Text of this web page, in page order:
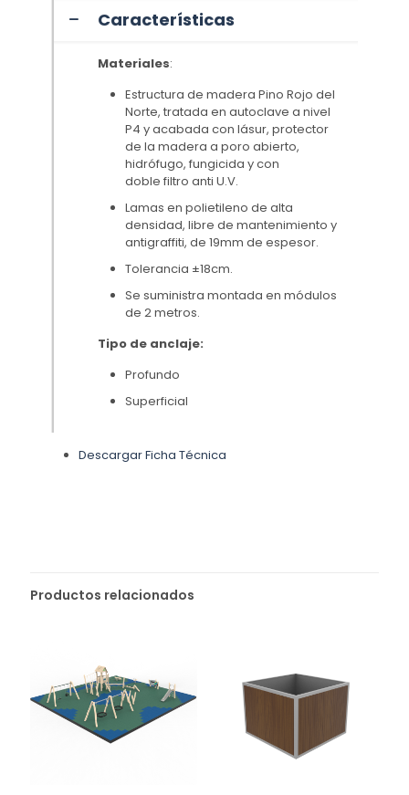
Características
Materiales:
Estructura de madera Pino Rojo del
Norte, tratada en autoclave a nivel
P4 y acabada con lásur, protector
de la madera a poro abierto,
hidrófugo, fungicida y con
doble filtro anti U.V.
Lamas en polietileno de alta
densidad, libre de mantenimiento y
antigraffiti, de 19mm de espesor.
Tolerancia ±18cm.
Se suministra montada en módulos
de 2 metros.
Tipo de anclaje:
Profundo
Superficial
Descargar Ficha Técnica
Productos relacionados